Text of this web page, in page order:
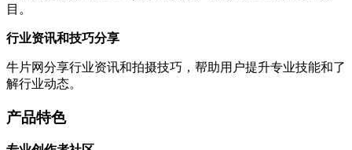
目。
行业资讯和技巧分享
牛片网分享行业资讯和拍摄技巧，帮助用户提升专业技能和了
解行业动态。
产品特色